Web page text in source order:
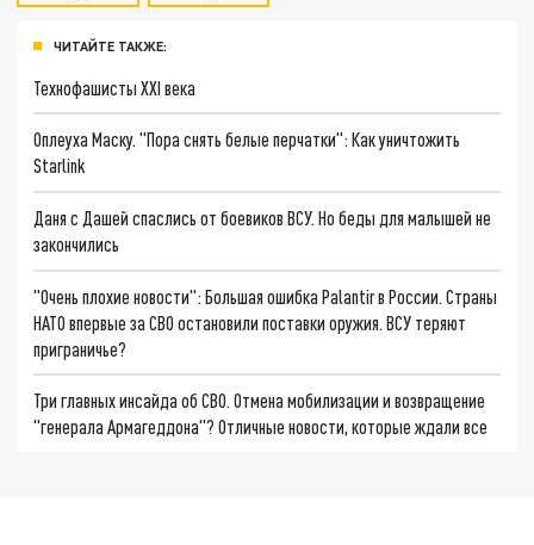
ЧИТАЙТЕ ТАКЖЕ:
Технофашисты XXI века
Оплеуха Маску. "Пора снять белые перчатки": Как уничтожить
Starlink
Даня с Дашей спаслись от боевиков ВСУ. Но беды для малышей не
закончились
"Очень плохие новости": Большая ошибка Palantir в России. Страны
НАТО впервые за СВО остановили поставки оружия. ВСУ теряют
приграничье?
Три главных инсайда об СВО. Отмена мобилизации и возвращение
"генерала Армагеддона"? Отличные новости, которые ждали все